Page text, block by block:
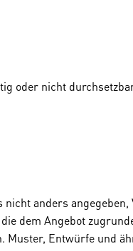
oder nicht
anders
dem Angebot
Entwürfe und